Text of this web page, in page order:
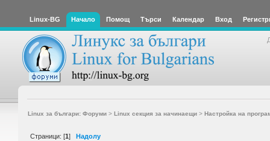
Linux-BG Начало Помощ Търси Календар Вход
Linux за българи: Форуми> Linux секция за начинаещи> Настройка на
Страници: [1] Надолу